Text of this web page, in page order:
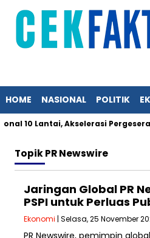
HOME NASIONAL POLITIK
10 Lantai, Akselerasi
TopikPR Newswire
Jaringan Global PR
PSPI untuk Perluas
Ekonomi | Selasa, 25 November
PR Newswire, pemimpin